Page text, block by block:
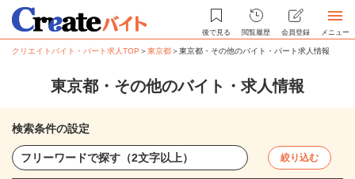
後で見る 閲覧履歴 会員登録 メニュー
クリエイトバイト・パート求人TOP ＞東京都＞東京都・その他のバイト・パート求人情報
東京都・その他のバイト・求人情報
検索条件の設定
絞り込む